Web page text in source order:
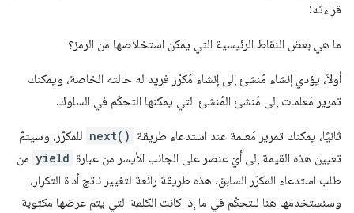
قراءته:
ما هي بعض النقاط الرئيسية التي يمكن استخلاصها من الرمز؟
أولاً، يؤدي إنشاء مُنشئ إلى إنشاء مُكرّر فريد له حالته الخاصة، ويمكنك
تمرير مَعلمات إلى مُنشئ المُنشئ التي يمكنها التحكّم في السلوك.
ثانيًا، يمكنك تمرير مَعلمة عند استدعاء طريقة next() للمكرّر، وسيتمّ
تعيين هذه القيمة إلى أيّ عنصر على الجانب الأيسر من عبارة yield من
طلب استدعاء المكرّر السابق. هذه طريقة رائعة لتغيير ناتج أداة التكرار،
وسنستخدمها هنا للتحكّم في ما إذا كانت الكلمة التي يتم عرضها مكتوبة